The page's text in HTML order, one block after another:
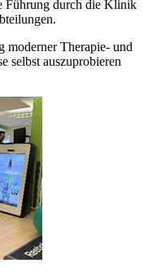
Führung durch die Klinik
moderner Therapie- und
selbst auszuprobieren